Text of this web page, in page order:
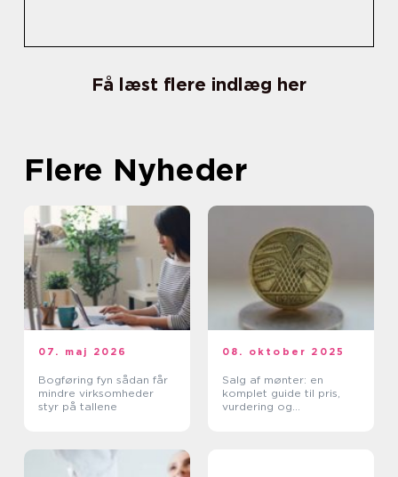
Få læst flere indlæg her
Flere Nyheder
07. maj 2026
Bogføring fyn sådan får
mindre virksomheder
styr på tallene
08. oktober 2025
Salg af mønter: en
komplet guide til pris,
vurdering og